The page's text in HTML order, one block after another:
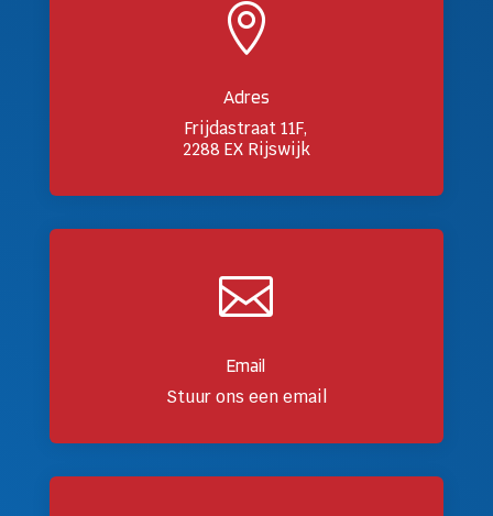

Adres
Frijdastraat 11F,
2288 EX Rijswijk

Email
Stuur ons een email